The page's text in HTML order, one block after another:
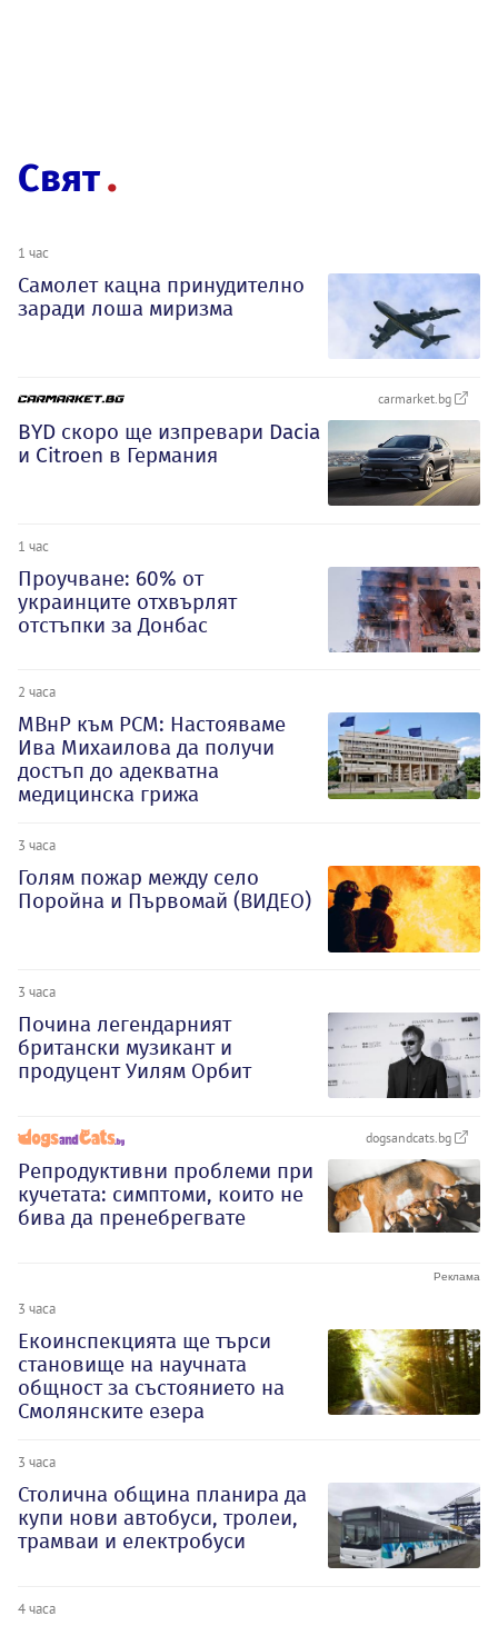
Свят
1 час
Самолет кацна принудително
заради лоша миризма
carmarket.bg
BYD скоро ще изпревари Dacia
и Citroеn в Германия
1 час
Проучване: 60% от
украинците отхвърлят
отстъпки за Донбас
2 часа
МВнР към РСМ: Настояваме
Ива Михаилова да получи
достъп до адекватна
медицинска грижа
3 часа
Голям пожар между село
Поройна и Първомай (ВИДЕО)
3 часа
Почина легендарният
британски музикант и
продуцент Уилям Орбит
dogsandcats.bg
Репродуктивни проблеми при
кучетата: симптоми, които не
бива да пренебрегвате
3 часа
Екоинспекцията ще търси
становище на научната
общност за състоянието на
Смолянските езера
3 часа
Столична община планира да
купи нови автобуси, тролеи,
трамваи и електробуси
4 часа